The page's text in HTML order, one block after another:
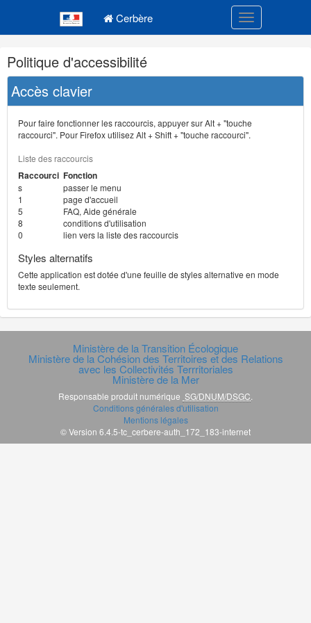
Cerbère Toggle
Navigation
et
outils
annexes
Politique d'accessibilité
Accès clavier
Pour faire fonctionner les raccourcis, appuyer sur Alt + "touche
raccourci". Pour Firefox utilisez Alt + Shift + "touche raccourci".
Liste des raccourcis
Raccourci Fonction
s
passer le menu
1
page d'accueil
5
FAQ, Aide générale
8
conditions d'utilisation
0
lien vers la liste des raccourcis
Styles alternatifs
Cette application est dotée d'une feuille de styles alternative en mode
texte seulement.
Ministère de la Transition Écologique
Ministère de la Cohésion des Territoires et des Relations
avec les Collectivités Terrritoriales
Ministère de la Mer
Responsable produit numérique SG/DNUM/DSGC
Conditions générales d'utilisation
Mentions légales
© Version 6.4.5-tc_cerbere-auth_172_183-internet